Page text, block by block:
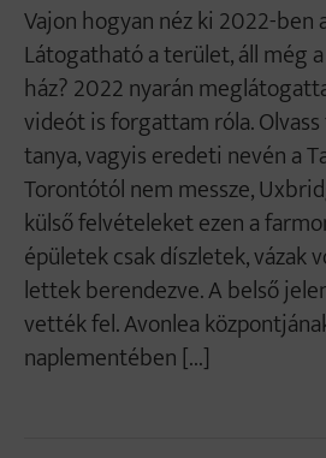
Vajon hogyan néz ki 2022-ben
Látogatható a terület, áll még
ház? 2022 nyarán
videót is forgattam róla.
tanya, vagyis eredeti nevén a
Torontótól nem messze,
külső felvételeket ezen a
épületek csak díszletek, vázak
lettek berendezve. A belső
vették fel. Avonlea
naplementében [...]